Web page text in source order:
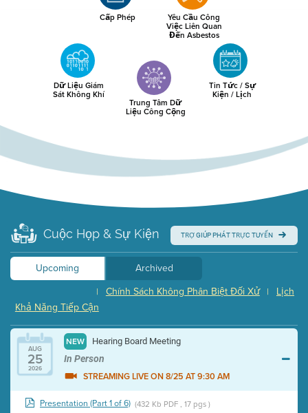
Cấp Phép Yêu Cầu Công
Việc Liên Quan
Đến Asbestos
Dữ Liệu Giám
Sát Không Khí
Trung Tâm Dữ
Liệu Công Cộng
Tin Tức / Sự
Kiện / Lịch
Cuộc Họp & Sự Kiện TRỢ GIÚP PHÁT TRỰC TUYẾN
Upcoming
Archived
Lịch
|
Chính Sách Không Phân Biệt Đối Xử
|
Khả Năng Tiếp Cận
AUG
25
2026
NEW Hearing Board Meeting
In Person
STREAMING LIVE ON 8/25 AT 9:30 AM
Presentation (Part 1 of 6) (432 Kb PDF , 17 pgs )